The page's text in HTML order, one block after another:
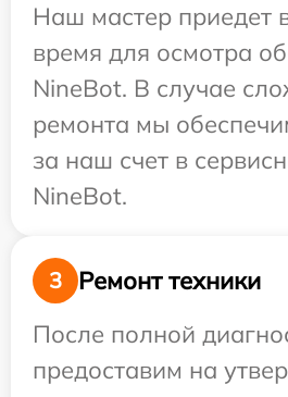
Наш мастер приедет
время для осмотра
NineBot. В случае
ремонта мы
за наш счет в
NineBot.
3
Ремонт техники
После полной
предоставим на